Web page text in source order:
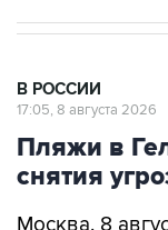
В РОССИИ
17:05, 8 августа 2026
Пляжи в
снятия